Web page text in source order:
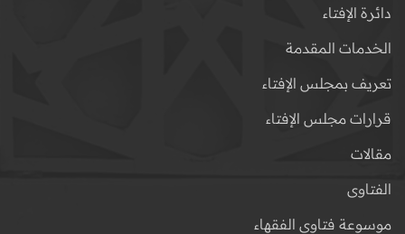
دائرة الإفتاء
الخدمات المقدمة
تعريف بمجلس الإفتاء
قرارات مجلس الإفتاء
مقالات
الفتاوى
موسوعة فتاوى الفقهاء